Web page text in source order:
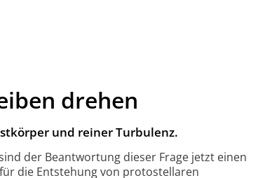
drehen
und reiner Turbulenz.
der Beantwortung dieser Frage jetzt einen
die Entstehung von proto­stellaren